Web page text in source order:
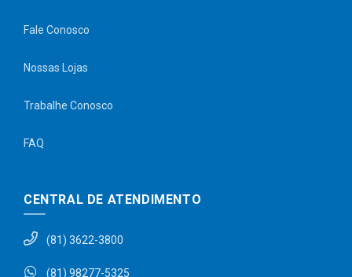
Fale Conosco
Nossas Lojas
Trabalhe Conosco
FAQ
CENTRAL DE ATENDIMENTO
(81) 3622-3800
(81) 98277-5325